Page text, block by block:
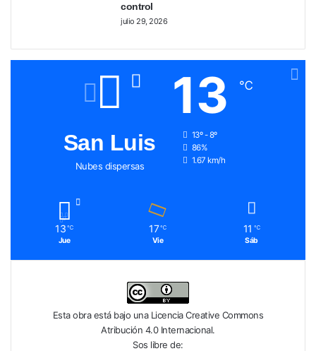
control
julio 29, 2026
San Luis
Nubes dispersas
13 ℃
13º - 8º
86%
1.67 km/h
13 ℃
Jue
17 ℃
Vie
11 ℃
Sáb
Esta obra está bajo una Licencia Creative Commons
Atribución 4.0 Internacional.
Sos libre de: